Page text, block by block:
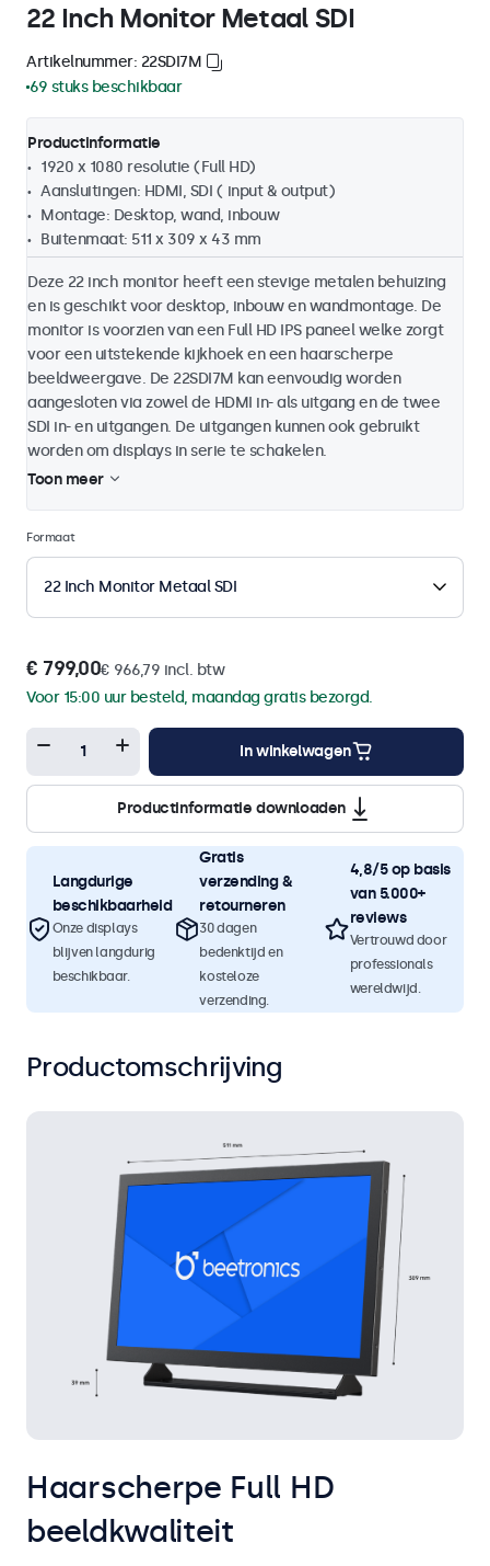
22 Inch Monitor Metaal SDI
Artikelnummer: 22SDI7M
69 stuks beschikbaar
Productinformatie
1920 x 1080 resolutie (Full HD)
Aansluitingen: HDMI, SDI ( input & output)
Montage: Desktop, wand, inbouw
Buitenmaat: 511 x 309 x 43 mm
Deze 22 inch monitor heeft een stevige metalen behuizing
en is geschikt voor desktop, inbouw en wandmontage. De
monitor is voorzien van een Full HD IPS paneel welke zorgt
voor een uitstekende kijkhoek en een haarscherpe
beeldweergave. De 22SDI7M kan eenvoudig worden
aangesloten via zowel de HDMI in- als uitgang en de twee
SDI in- en uitgangen. De uitgangen kunnen ook gebruikt
worden om displays in serie te schakelen.
Toon meer
Formaat
22 Inch Monitor Metaal SDI
€ 799,00€ 966,79 incl. btw
Voor 15:00 uur besteld, maandag gratis bezorgd.
In winkelwagen
Productinformatie downloaden
Langdurige
beschikbaarheid
Onze displays
blijven langdurig
beschikbaar.
Gratis
verzending &
retourneren
30 dagen
bedenktijd en
kosteloze
verzending.
4,8/5 op basis
van 5.000+
reviews
Vertrouwd door
professionals
wereldwijd.
Productomschrijving
Haarscherpe Full HD
beeldkwaliteit